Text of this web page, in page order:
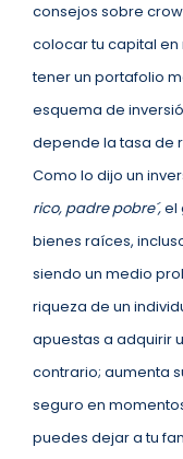
consejos sobre
colocar tu capital
tener un portafolio
esquema de
depende la tasa de
Como lo dijo un
rico, padre pobre´,el
bienes raíces,
siendo un medio
riqueza de un
apuestas a adquirir
contrario; aumenta
seguro en
puedes dejar a tu